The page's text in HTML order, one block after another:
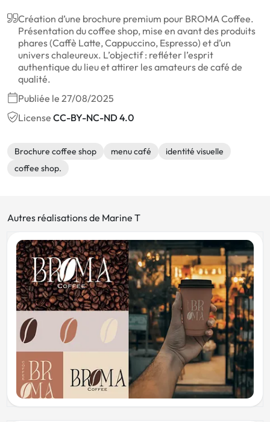
Création d’une brochure premium pour BROMA Coffee.
Présentation du coffee shop, mise en avant des produits
phares (Caffè Latte, Cappuccino, Espresso) et d’un
univers chaleureux. L’objectif : refléter l’esprit
authentique du lieu et attirer les amateurs de café de
qualité.
Publiée le 27/08/2025
License CC-BY-NC-ND 4.0
Brochure coffee shop menu café
identité visuelle
coffee shop.
Autres réalisations de Marine T